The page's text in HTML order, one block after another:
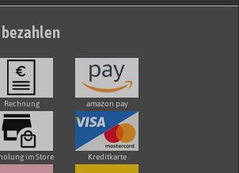
Rechnung amazon pay
im Store Kreditkarte